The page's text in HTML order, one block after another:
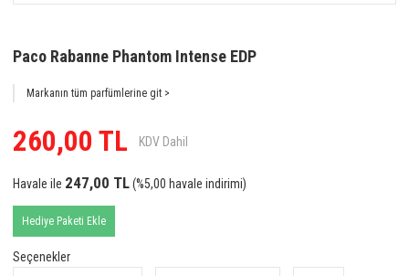
Paco Rabanne Phantom Intense EDP
Markanın tüm parfümlerine git >
260,00 TL KDV Dahil
Havale ile 247,00 TL(%5,00 havale indirimi)
Hediye Paketi Ekle
Seçenekler